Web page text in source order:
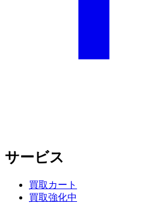
サービス
買取カート
買取強化中